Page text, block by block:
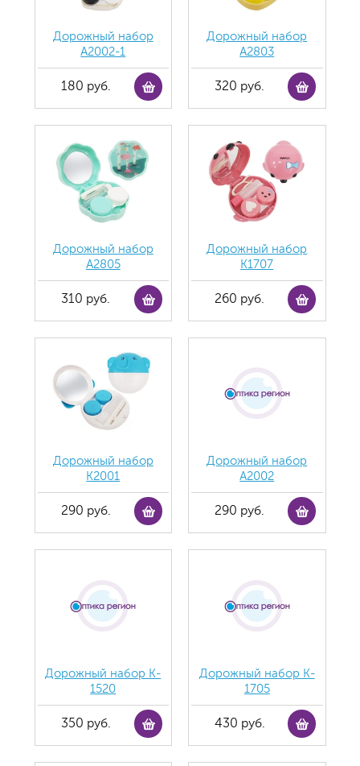
Дорожный набор
А2002-1
180 руб.
Дорожный набор
А2803
320 руб.
Дорожный набор
А2805
310 руб.
Дорожный набор
К1707
260 руб.
Дорожный набор
К2001
290 руб.
Дорожный набор
А2002
290 руб.
Дорожный набор K-
1520
350 руб.
Дорожный набор K-
1705
430 руб.